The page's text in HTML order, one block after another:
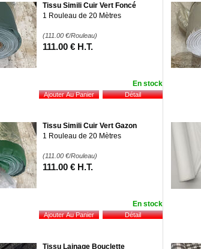
Tissu Simili Cuir Vert Foncé
1 Rouleau de 20 Mètres
(111.00 €/Rouleau)
111.00 € H.T.
En stock
Tissu Simili Cuir Vert Gazon
1 Rouleau de 20 Mètres
(111.00 €/Rouleau)
111.00 € H.T.
En stock
Tissu Lainage Bouclette